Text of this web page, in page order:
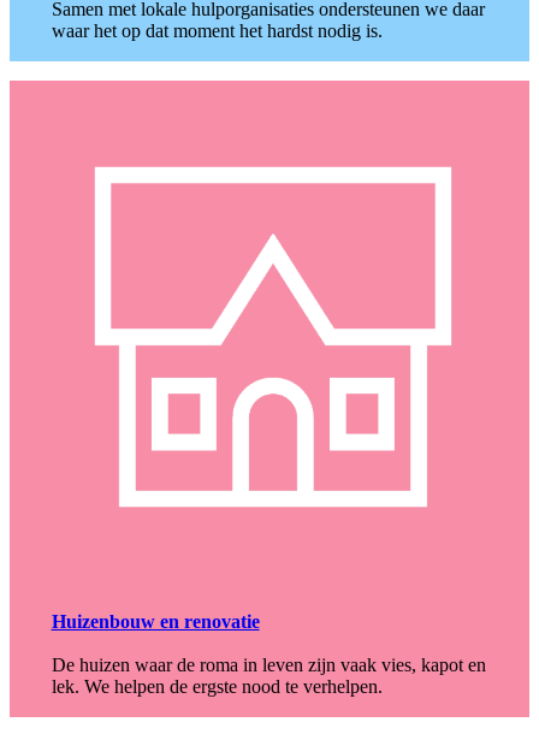
Samen met lokale hulporganisaties ondersteunen we daar
waar het op dat moment het hardst nodig is.
Huizenbouw en renovatie
De huizen waar de roma in leven zijn vaak vies, kapot en
lek. We helpen de ergste nood te verhelpen.